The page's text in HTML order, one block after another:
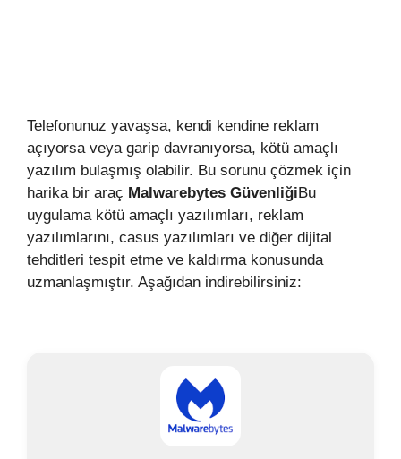
Telefonunuz yavaşsa, kendi kendine reklam
açıyorsa veya garip davranıyorsa, kötü amaçlı
yazılım bulaşmış olabilir. Bu sorunu çözmek için
harika bir araç Malwarebytes GüvenliğiBu
uygulama kötü amaçlı yazılımları, reklam
yazılımlarını, casus yazılımları ve diğer dijital
tehditleri tespit etme ve kaldırma konusunda
uzmanlaşmıştır. Aşağıdan indirebilirsiniz: